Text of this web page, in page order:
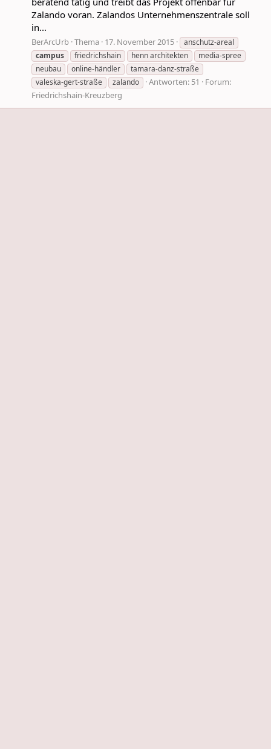
Zalando voran. Zalandos Unternehmenszentrale soll
in...
BerArcUrb Thema 17. November 2015
anschutz-areal
campus
friedrichshain henn architekten
media-spree
neubau
online-händler
tamara-danz-straße
valeska-gert-straße
zalando Antworten: 51
Forum:
Friedrichshain-Kreuzberg